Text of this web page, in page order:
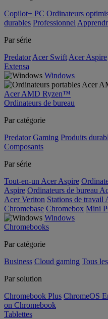
Copilot+ PC Ordinateurs
durables Professionnel
Par série
Predator Acer Swift Acer Aspire
Extensa
Windows
Acer AMD Ryzen™
Ordinateurs de bureau
Par catégorie
Predator Gaming Produits
Composants
Par série
Tout-en-un Acer Aspire
Aspire Ordinateurs de bureau
Acer Veriton Stations de travail
Chromebase Chromebox Mini
Windows
Chromebooks
Par catégorie
Business Cloud gaming Tous
Par solution
Chromebook Plus ChromeOS
on Chromebook
Tablettes